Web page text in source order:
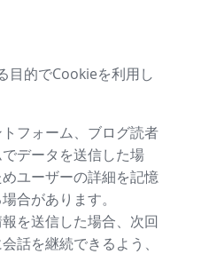
目的でCookieを利用し
フォーム、ブログ読者
データを送信した場
ユーザーの詳細を記憶
合があります。
を送信した場合、次回
話を継続できるよう、